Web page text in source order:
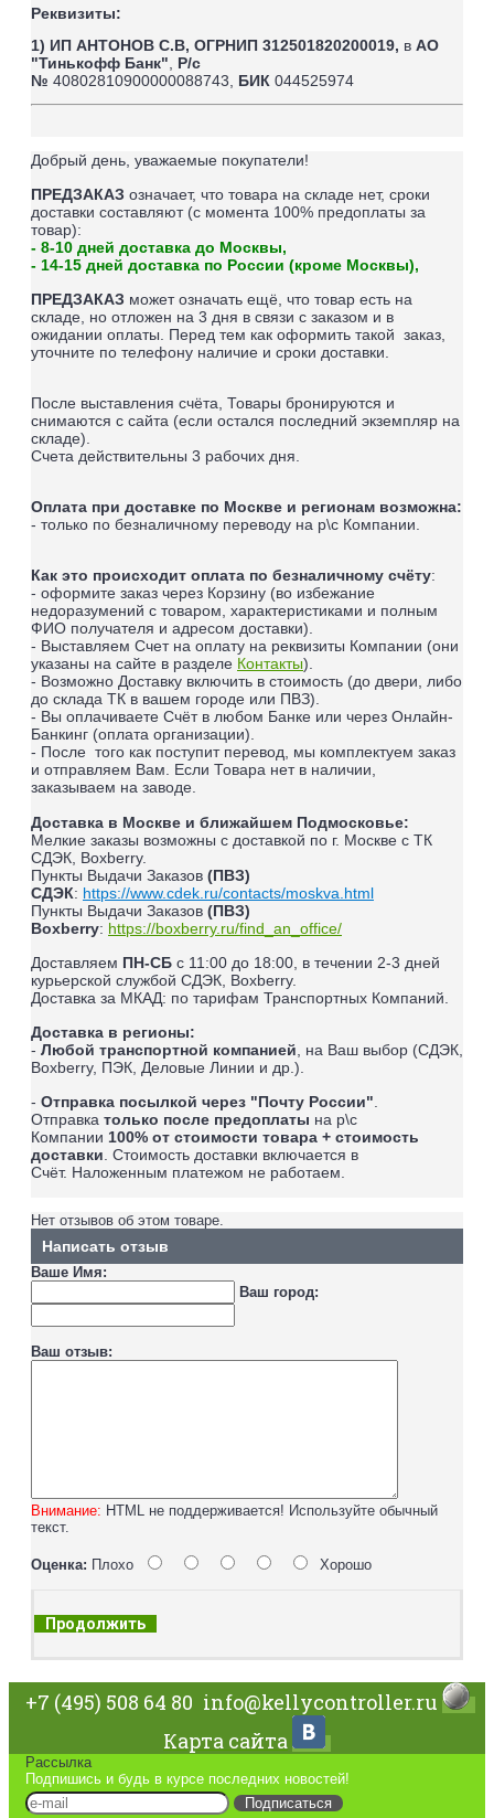
Реквизиты:
1) ИП АНТОНОВ С.В, ОГРНИП 312501820200019, в АО
"Тинькофф Банк"
Р/с
№ 40802810900000088743, БИК 044525974
Добрый день, уважаемые покупатели!
ПРЕДЗАКАЗ означает, что товара на складе нет, сроки
доставки составляют (с момента 100% предоплаты за
товар):
- 8-10 дней доставка до Москвы,
- 14-15 дней доставка по России (кроме Москвы),
ПРЕДЗАКАЗ может означать ещё, что товар есть на
складе, но отложен на 3 дня в связи с заказом и в
ожидании оплаты. Перед тем как оформить такой заказ,
уточните по телефону наличие и сроки доставки.
После выставления счёта, Товары бронируются и
снимаются с сайта (если остался последний экземпляр на
складе).
Счета действительны 3 рабочих дня.
Оплата при доставке по Москве и регионам возможна:
- только по безналичному переводу на р\с Компании.
Как это происходит оплата по безналичному счёту:
- оформите заказ через Корзину (во избежание
недоразумений с товаром, характеристиками и полным
ФИО получателя и адресом доставки).
- Выставляем Счет на оплату на реквизиты Компании (они
указаны на сайте в разделе Контакты).
- Возможно Доставку включить в стоимость (до двери, либо
до склада ТК в вашем городе или ПВЗ).
- Вы оплачиваете Счёт в любом Банке или через Онлайн-
Банкинг (оплата организации).
- После того как поступит перевод, мы комплектуем заказ
и отправляем Вам. Если Товара нет в наличии,
заказываем на заводе.
Доставка в Москве и ближайшем Подмосковье:
Мелкие заказы возможны с доставкой по г. Москве с ТК
СДЭК, Boxberry.
Пункты Выдачи Заказов (ПВЗ)
СДЭК: https://www.cdek.ru/contacts/moskva.html
Пункты Выдачи Заказов (ПВЗ)
Boxberry: https://boxberry.ru/find_an_office/
Доставляем ПН-СБ с 11:00 до 18:00, в течении 2-3 дней
курьерской службой СДЭК, Boxberry.
Доставка за МКАД: по тарифам Транспортных Компаний.
Доставка в регионы:
- Любой транспортной компанией , на Ваш выбор (СДЭК,
Boxberry, ПЭК, Деловые Линии и др.).
- Отправка посылкой через "Почту России"
Отправка только после предоплаты на р\с
Компании 100% от стоимости товара + стоимость
доставки . Стоимость доставки включается в
Счёт. Наложенным платежом не работаем
Нет отзывов об этом товаре.
Написать отзыв
Ваше Имя:
Ваш город:
Ваш отзыв:
Внимание: HTML не поддерживается! Используйте обычный
текст.
Оценка: Плохо Хорошо
Продолжить
+7 (495) 508 64 80 info@kellycontroller.ru
Карта сайта
Рассылка
Подпишись и будь в курсе последних новостей!
Подписаться